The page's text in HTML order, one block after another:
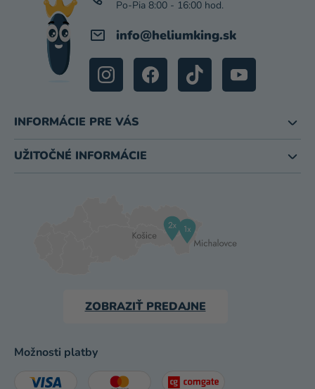
info@heliumking.sk
INFORMÁCIE PRE VÁS
UŽITOČNÉ INFORMÁCIE
ZOBRAZIŤ PREDAJNE
Možnosti platby